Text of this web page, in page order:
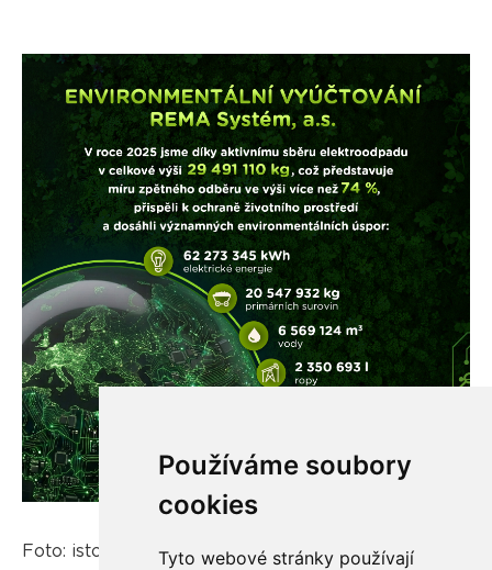
Používáme soubory
cookies
Tyto webové stránky používají
Foto: istockphoto.com, REMA Systém